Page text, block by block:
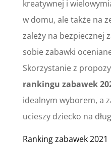
kreatywnej i
w domu, ale także na
zależy na bezpiecznej
sobie zabawki
Skorzystanie z
rankingu zabawek
idealnym wyborem, a
ucieszy dziecko na
Ranking zabawek 2021